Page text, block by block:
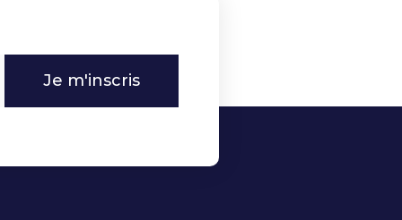
Je m'inscris